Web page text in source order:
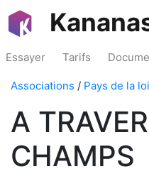
Essayer Tarifs
Associations / Pays de la
A
CHAMPS